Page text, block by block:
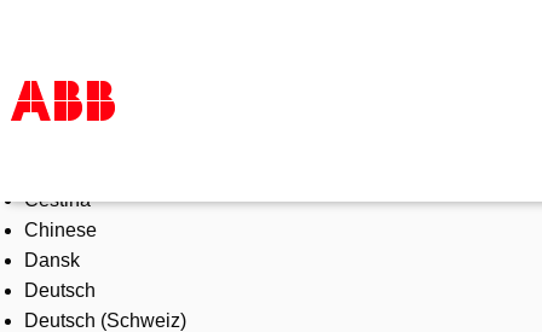
Products & Solutions
Industries
Services
About us
Where to buy
Čeština
Chinese
Dansk
Deutsch
Deutsch (Schweiz)